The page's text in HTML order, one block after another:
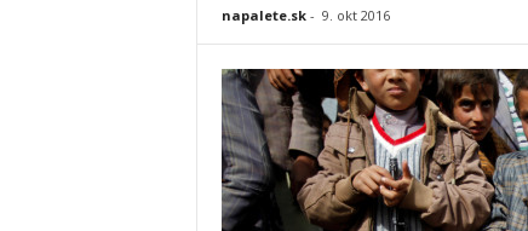
napalete.sk- 9. okt 2016